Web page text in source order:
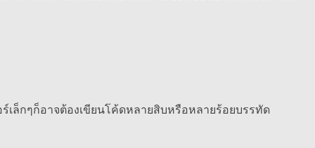
เล็กๆก็อาจต้องเขียนโค้ดหลายสิบหรือหลายร้อยบรรทัด